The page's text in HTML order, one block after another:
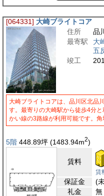
[064331] 大崎ブライトコア
住所
品
最寄駅
大
五
竣工
大崎ブライトコアは、品川区北品
す。最寄りの大崎駅から徒歩4分
かい線の3路線が利用可能です。
5階 448.89坪 (1483.94m2)
賃料
賃
保証金
(
礼金
無